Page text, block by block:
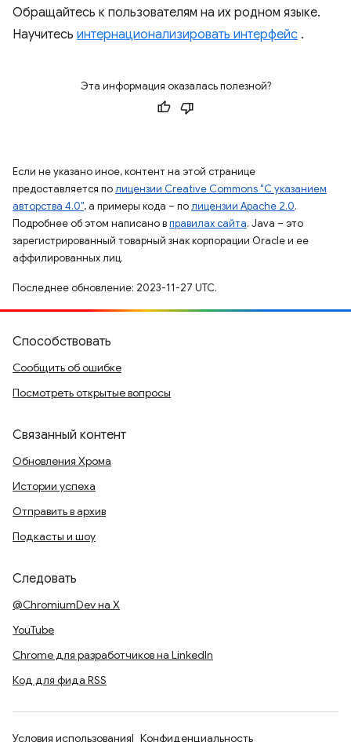
Обращайтесь к пользователям на их родном языке.
Научитесь интернационализировать интерфейс .
Эта информация оказалась полезной?
Если не указано иное, контент на этой странице
предоставляется полицензии Creative Commons "С указанием
авторства 4.0", а примеры кода – полицензии Apache 2.0.
Подробнее об этом написано вправилах сайта. Java – это
зарегистрированный товарный знак корпорации Oracle и ее
аффилированных лиц.
Последнее обновление: 2023-11-27 UTC.
Способствовать
Сообщить об ошибке
Посмотреть открытые вопросы
Связанный контент
Обновления Хрома
Истории успеха
Отправить в архив
Подкасты и шоу
Следовать
@ChromiumDev на X
YouTube
Chrome для разработчиков на LinkedIn
Код для фида RSS
Условия использования Конфиденциальность